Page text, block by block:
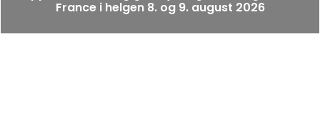
France i helgen 8. og 9. august 2026